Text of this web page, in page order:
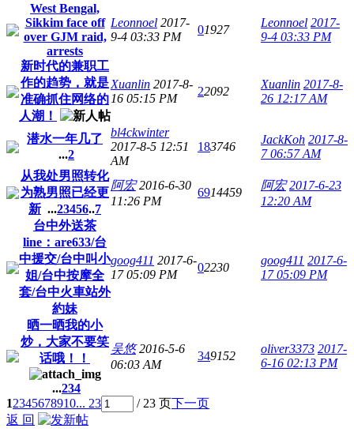
West Bengal,
Sikkim face off
over GJM raid,
arrests
Leonnoel 2017-
9-4 03:33 PM
01927
Leonnoel 2017-
9-4 03:33 PM
新时代的兼职工
作的趋势，就是
准确抓住网络的
人潮！
Xuanlin 2017-8-
16 05:15 PM
22092
Xuanlin 2017-8-
26 12:17 AM
潜水一年几了
...2
bl4ckwinter
2017-8-5 12:51
AM
183746
JackKoh 2017-8-
7 06:57 AM
从我处男照转化
为熟男照已经更
新 ...23456..7
阿宏 2016-6-30
11:26 PM
6914459
阿宏 2017-6-23
12:20 AM
台中外送茶
line：are633/台
中援交/台中叫小
姐/台中按摩全
套/台中火車站外
約妹
goog411 2017-6-
17 05:09 PM
02230
goog411 2017-6-
17 05:09 PM
晒一晒我的小
炒，大家不要笑
话哦！！
...234
吴悠 2016-5-6
06:03 AM
349152
oliver3373 2017-
6-16 02:13 PM
12345678910... 23 / 23 页下一页
返 回